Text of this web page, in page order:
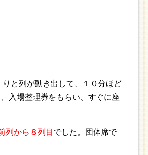
と列が動き出して、１０分ほど
入場整理券をもらい、すぐに座
列から８列目 でした。団体席で